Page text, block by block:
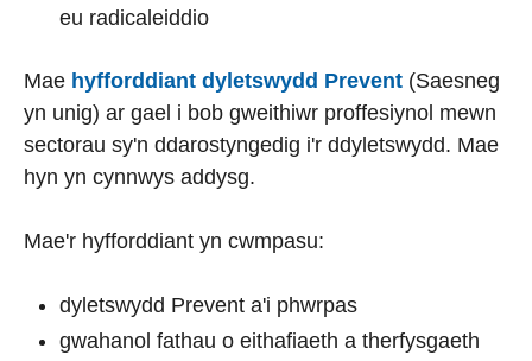
eu radicaleiddio
Mae hyfforddiant dyletswydd Prevent (Saesneg
yn unig) ar gael i bob gweithiwr proffesiynol mewn
sectorau sy'n ddarostyngedig i'r ddyletswydd. Mae
hyn yn cynnwys addysg.
Mae'r hyfforddiant yn cwmpasu:
dyletswydd Prevent a'i phwrpas
gwahanol fathau o eithafiaeth a therfysgaeth